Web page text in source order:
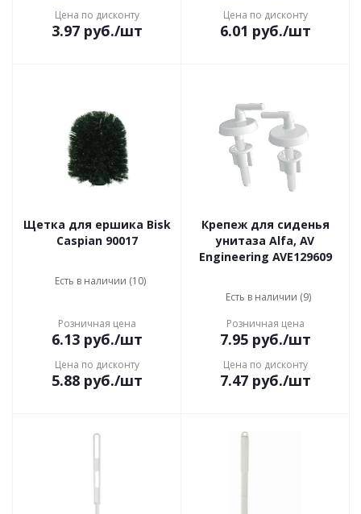
Цена по дисконту
3.97руб./шт
Цена по дисконту
6.01 руб./шт
Щетка для ершика Bisk
Caspian 90017
Есть в наличии (10)
Розничная цена
6.13руб./шт
Цена по дисконту
5.88руб./шт
Крепеж для сиденья
унитаза Alfa, AV
Engineering AVE129609
Есть в наличии (9)
Розничная цена
7.95руб./шт
Цена по дисконту
7.47руб./шт